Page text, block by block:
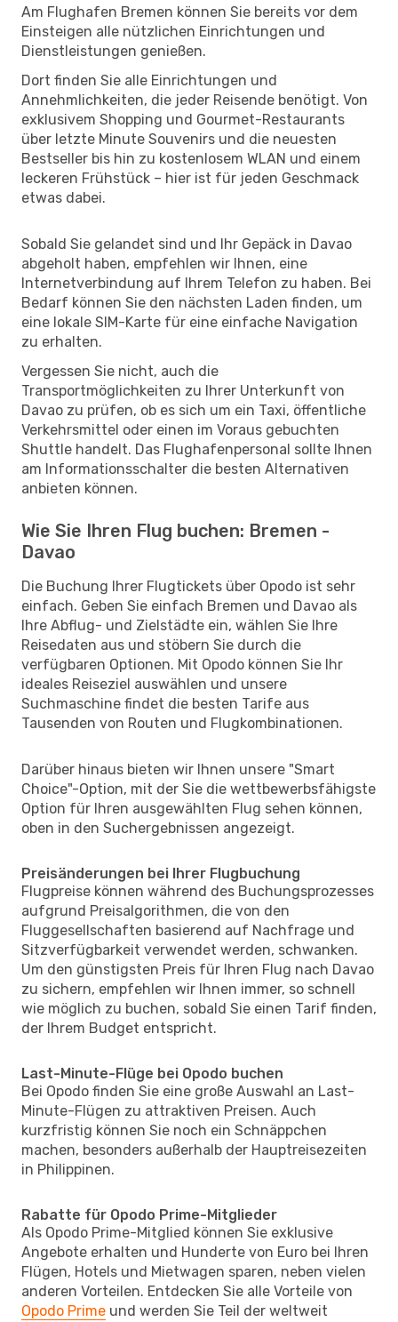
Am Flughafen Bremen können Sie bereits vor dem
Einsteigen alle nützlichen Einrichtungen und
Dienstleistungen genießen.
Dort finden Sie alle Einrichtungen und
Annehmlichkeiten, die jeder Reisende benötigt. Von
exklusivem Shopping und Gourmet-Restaurants
über letzte Minute Souvenirs und die neuesten
Bestseller bis hin zu kostenlosem WLAN und einem
leckeren Frühstück – hier ist für jeden Geschmack
etwas dabei.
Sobald Sie gelandet sind und Ihr Gepäck in Davao
abgeholt haben, empfehlen wir Ihnen, eine
Internetverbindung auf Ihrem Telefon zu haben. Bei
Bedarf können Sie den nächsten Laden finden, um
eine lokale SIM-Karte für eine einfache Navigation
zu erhalten.
Vergessen Sie nicht, auch die
Transportmöglichkeiten zu Ihrer Unterkunft von
Davao zu prüfen, ob es sich um ein Taxi, öffentliche
Verkehrsmittel oder einen im Voraus gebuchten
Shuttle handelt. Das Flughafenpersonal sollte Ihnen
am Informationsschalter die besten Alternativen
anbieten können.
Wie Sie Ihren Flug buchen: Bremen -
Davao
Die Buchung Ihrer Flugtickets über Opodo ist sehr
einfach. Geben Sie einfach Bremen und Davao als
Ihre Abflug- und Zielstädte ein, wählen Sie Ihre
Reisedaten aus und stöbern Sie durch die
verfügbaren Optionen. Mit Opodo können Sie Ihr
ideales Reiseziel auswählen und unsere
Suchmaschine findet die besten Tarife aus
Tausenden von Routen und Flugkombinationen.
Darüber hinaus bieten wir Ihnen unsere "Smart
Choice"-Option, mit der Sie die wettbewerbsfähigste
Option für Ihren ausgewählten Flug sehen können,
oben in den Suchergebnissen angezeigt.
Preisänderungen bei Ihrer Flugbuchung
Flugpreise können während des Buchungsprozesses
aufgrund Preisalgorithmen, die von den
Fluggesellschaften basierend auf Nachfrage und
Sitzverfügbarkeit verwendet werden, schwanken.
Um den günstigsten Preis für Ihren Flug nach Davao
zu sichern, empfehlen wir Ihnen immer, so schnell
wie möglich zu buchen, sobald Sie einen Tarif finden,
der Ihrem Budget entspricht.
Last-Minute-Flüge bei Opodo buchen
Bei Opodo finden Sie eine große Auswahl an Last-
Minute-Flügen zu attraktiven Preisen. Auch
kurzfristig können Sie noch ein Schnäppchen
machen, besonders außerhalb der Hauptreisezeiten
in Philippinen.
Rabatte für Opodo Prime-Mitglieder
Als Opodo Prime-Mitglied können Sie exklusive
Angebote erhalten und Hunderte von Euro bei Ihren
Flügen, Hotels und Mietwagen sparen, neben vielen
anderen Vorteilen. Entdecken Sie alle Vorteile von
Opodo Prime und werden Sie Teil der weltweit